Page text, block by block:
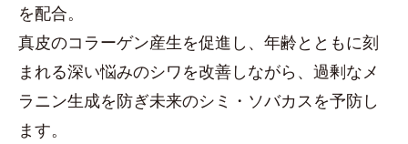
を配合。
真皮のコラーゲン産生を促進し、年齢とともに刻
まれる深い悩みのシワを改善しながら、過剰なメ
ラニン生成を防ぎ未来のシミ・ソバカスを予防し
ます。